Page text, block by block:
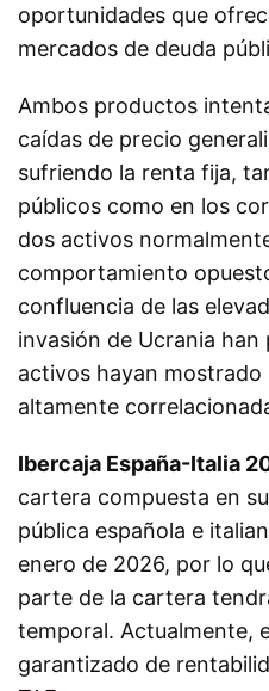
oportunidades que
mercados de deuda
Ambos productos
caídas de precio
sufriendo la renta fija,
públicos como en los
dos activos
comportamiento
confluencia de las
invasión de Ucrania
activos hayan
altamente
Ibercaja España-Italia
cartera compuesta en
pública española e
enero de 2026, por lo
parte de la cartera
temporal. Actualmente,
garantizado de